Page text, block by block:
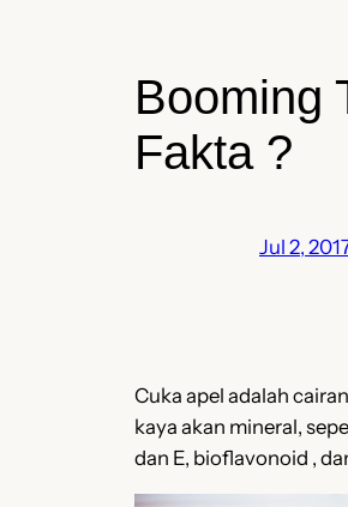
Booming
Fakta ?
Jul 2,
Cuka apel adalah
kaya akan mineral,
dan E, bioflavonoid ,